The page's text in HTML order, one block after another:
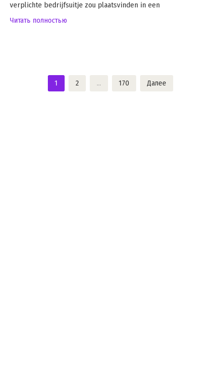
verplichte bedrijfsuitje zou plaatsvinden in een
Читать полностью
1 2 … 170 Далее